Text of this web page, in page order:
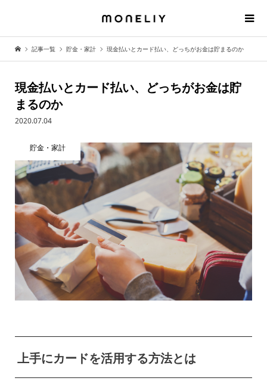
記事一覧 貯金・家計 現金払いとカード払い、どっちがお金は貯まるのか
現金払いとカード払い、どっちがお金は貯
まるのか
2020.07.04
貯金・家計
上手にカードを活用する方法とは